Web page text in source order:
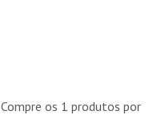
Compre os 1 produtos por